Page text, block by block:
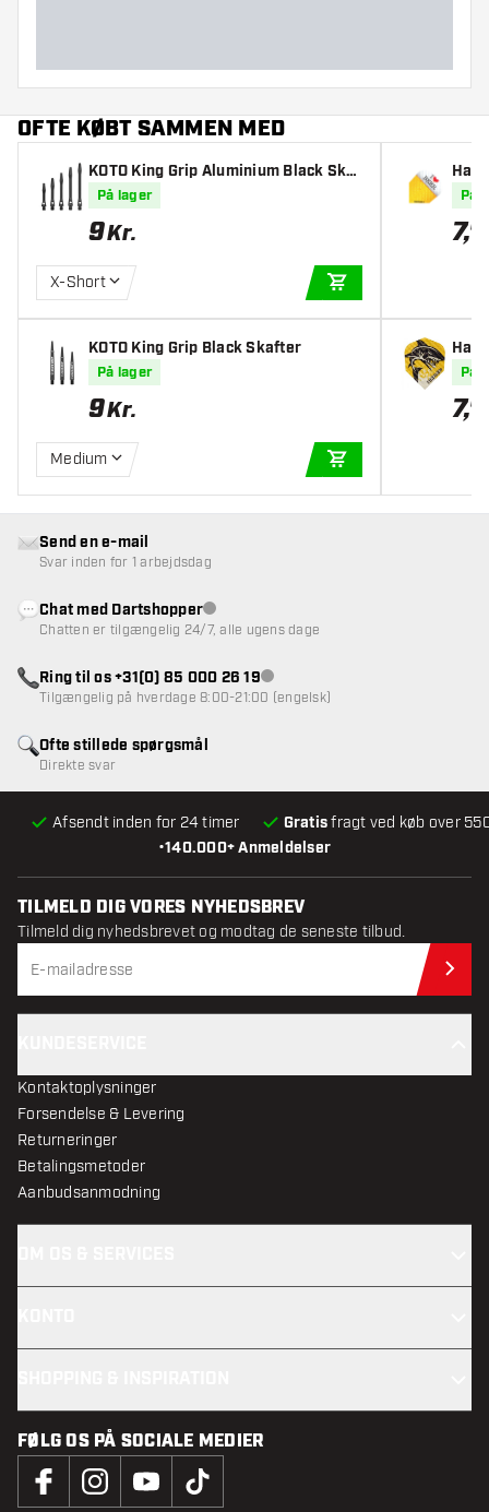
OFTE KØBT SAMMEN MED
KOTO King Grip Aluminium Black Skaf
ter
På lager
9Kr.
X-Short
KOTO King Grip Black Skafter
På lager
9Kr.
Medium
På
7,09
På
7,09
•140.000+ Anmeldelser
Afsendt inden for 24 timer Gratisfragt ved køb over
Ofte stillede spørgsmål
Direkte svar
Send en e-mail
Svar inden for 1 arbejdsdag
Chat med DartshopperKundeservice ikke tilgængelig
Chatten er tilgængelig 24/7, alle ugens dage
Ring til os +31(0) 85 000 26 19Kundeservice ikke tilgængelig
Tilgængelig på hverdage 8:00-21:00 (engelsk)
TILMELD DIG VORES NYHEDSBREV
Tilmeld dig nyhedsbrevet og modtag de seneste tilbud.
Kontaktoplysninger
Forsendelse & Levering
Returneringer
Betalingsmetoder
Aanbudsanmodning
FØLG OS PÅ SOCIALE MEDIER